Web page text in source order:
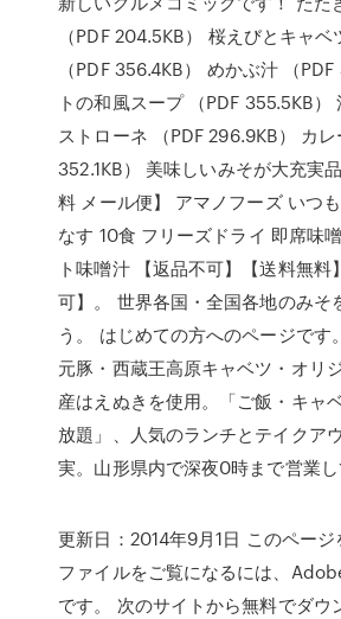
（PDF 204.5KB） 桜えびとキャ
（PDF 356.4KB） めかぶ汁 （
トの和風スープ （PDF 355.5KB）
ストローネ （PDF 296.9KB） カ
352.1KB） 美味しいみそが大充実
料 メール便】 アマノフーズ いつ
なす 10食 フリーズドライ 即席味
ト味噌汁 【返品不可】【送料無料
可】。 世界各国・全国各地のみそ
う。 はじめての方へのページです
元豚・西蔵王高原キャベツ・オリ
産はえぬきを使用。「ご飯・キャ
放題」、人気のランチとテイクア
実。山形県内で深夜0時まで営業し
更新日：2014年9月1日 このペー
ファイルをご覧になるには、
です。 次のサイトから無料でダウ